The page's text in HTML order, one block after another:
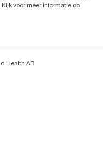
voor meer informatie op
Health AB